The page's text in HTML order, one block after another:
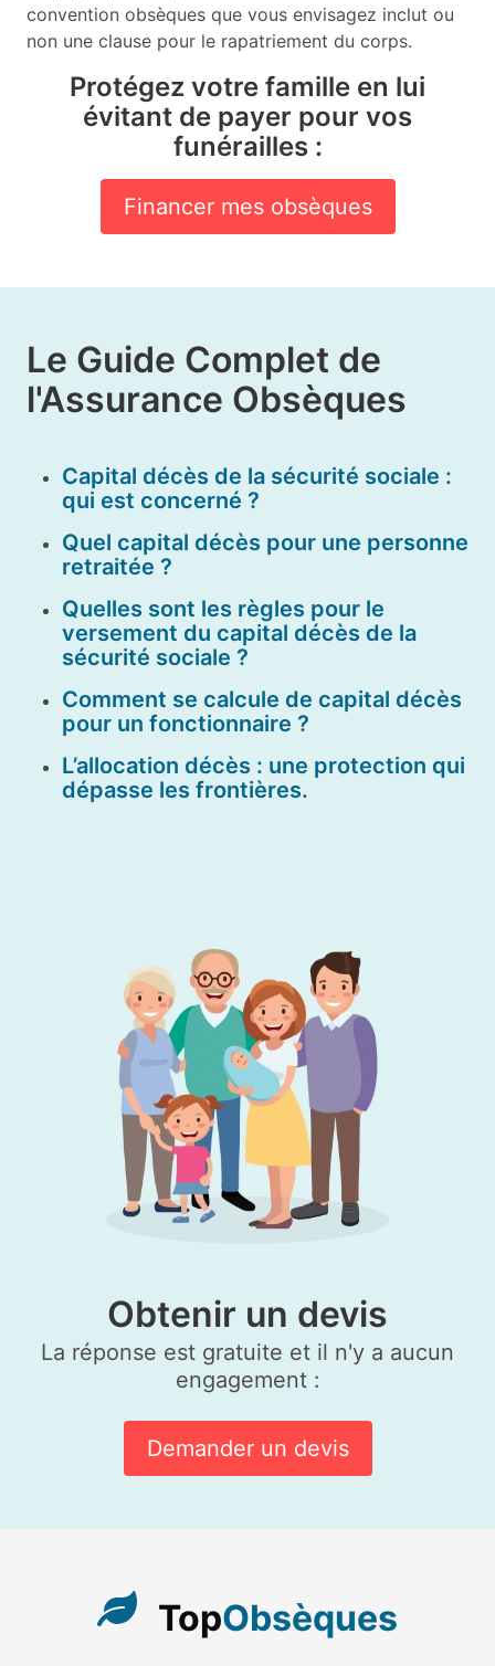
convention obsèques que vous envisagez inclut ou
non une clause pour le rapatriement du corps.
Protégez votre famille en lui
évitant de payer pour vos
funérailles :
Financer mes obsèques
Le Guide Complet de
l'Assurance Obsèques
Capital décès de la sécurité sociale :
qui est concerné ?
Quel capital décès pour une personne
retraitée ?
Quelles sont les règles pour le
versement du capital décès de la
sécurité sociale ?
Comment se calcule de capital décès
pour un fonctionnaire ?
L’allocation décès : une protection qui
dépasse les frontières.
Obtenir un devis
La réponse est gratuite et il n'y a aucun
engagement :
Demander un devis
TopObsèques